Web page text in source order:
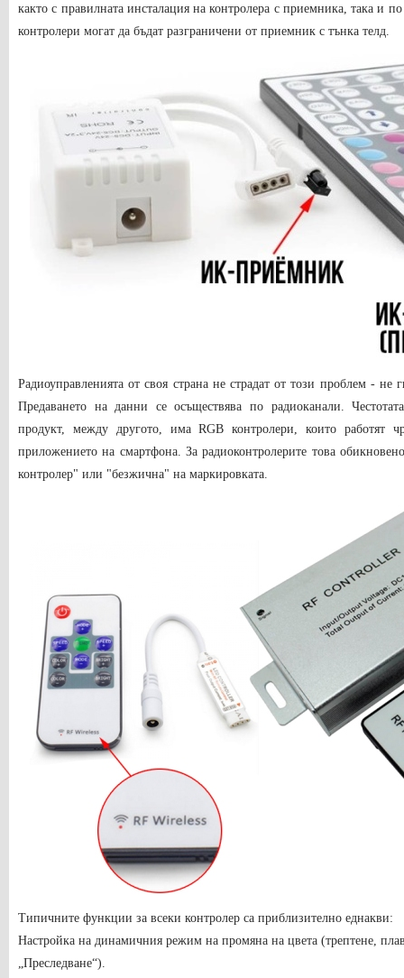
както с правилната инсталация на контролера с приемника, така и
контролери могат да бъдат разграничени от приемник с тънка телд
Радиоуправленията от своя страна не страдат от този проблем - не
Предаването на данни се осъществява по радиоканали.
продукт, между другото, има RGB контролери, които работят
приложението на смартфона. За радиоконтролерите това
контролер" или "безжична" на маркировката.
Типичните функции за всеки контролер са приблизително еднакви:
Настройка на динамичния режим на промяна на цвета (трептене,
„Преследване“).